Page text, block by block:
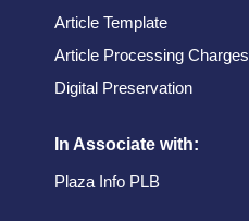
Article Template
Article Processing Charges
Digital Preservation
In Associate with:
Plaza Info PLB